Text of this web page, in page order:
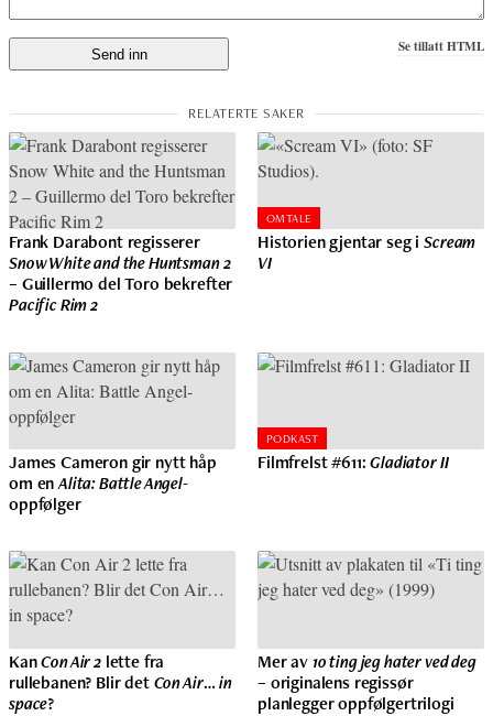
Se tillatt HTML
Frank Darabont regisserer
Snow White and the Huntsman 2
– Guillermo del Toro bekrefter
Pacific Rim 2
OMTALE
Historien gjentar seg iScream
VI
James Cameron gir nytt håp
om enAlita: Battle Angel-
oppfølger
PODKAST
Filmfrelst #611:Gladiator II
KanCon Air 2lette fra
rullebanen? Blir detCon Air…in
space?
Mer av10 ting jeg hater ved deg
– originalens regissør
planlegger oppfølgertrilogi